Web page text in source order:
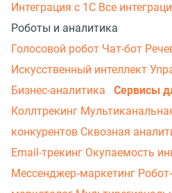
Интеграция с 1С Все
Роботы и аналитика
Голосовой робот Чат-бот
Искусственный интеллект
Бизнес-аналитика
Сервисы
Коллтрекинг
конкурентов Сквозная
Email-трекинг Окупаемость
Мессенджер‑маркетинг